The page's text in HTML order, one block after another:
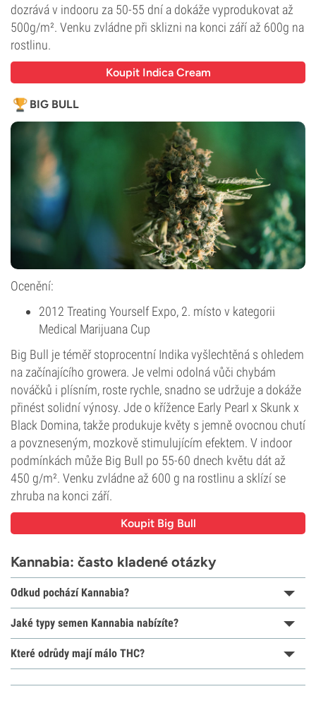
dozrává v indooru za 50-55 dní a dokáže vyprodukovat až
500g/m². Venku zvládne při sklizni na konci září až 600g na
rostlinu.
Koupit Indica Cream
BIG BULL
Ocenění:
2012 Treating Yourself Expo, 2. místo v kategorii
Medical Marijuana Cup
Big Bull je téměř stoprocentní Indika vyšlechtěná s ohledem
na začínajícího growera. Je velmi odolná vůči chybám
nováčků i plísním, roste rychle, snadno se udržuje a dokáže
přinést solidní výnosy. Jde o křížence Early Pearl x Skunk x
Black Domina, takže produkuje květy s jemně ovocnou chutí
a povzneseným, mozkově stimulujícím efektem. V indoor
podmínkách může Big Bull po 55-60 dnech květu dát až
450 g/m². Venku zvládne až 600 g na rostlinu a sklízí se
zhruba na konci září.
Koupit Big Bull
Kannabia: často kladené otázky
Odkud pochází Kannabia?
Jaké typy semen Kannabia nabízíte?
Které odrůdy mají málo THC?